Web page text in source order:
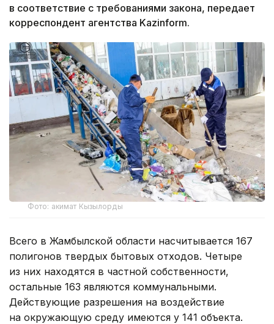
в соответствие с требованиями закона, передает
корреспондент агентства Kazinform.
Фото: акимат Кызылорды
Всего в Жамбылской области насчитывается 167
полигонов твердых бытовых отходов. Четыре
из них находятся в частной собственности,
остальные 163 являются коммунальными.
Действующие разрешения на воздействие
на окружающую среду имеются у 141 объекта.